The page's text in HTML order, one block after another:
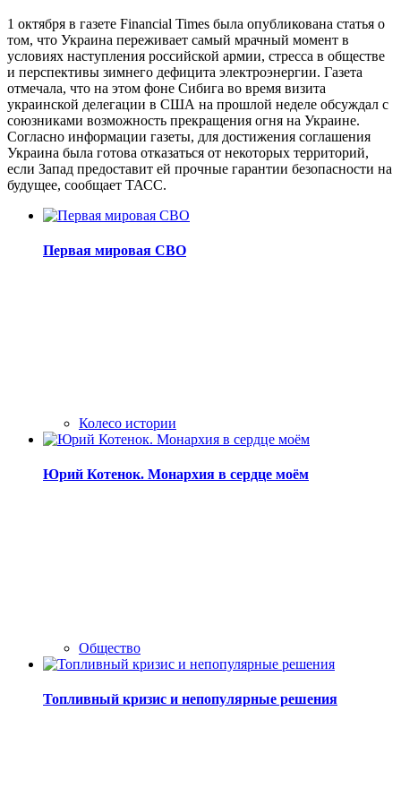
1 октября в газете Financial Times была опубликована статья о
том, что Украина переживает самый мрачный момент в
условиях наступления российской армии, стресса в обществе
и перспективы зимнего дефицита электроэнергии. Газета
отмечала, что на этом фоне Сибига во время визита
украинской делегации в США на прошлой неделе обсуждал с
союзниками возможность прекращения огня на Украине.
Согласно информации газеты, для достижения соглашения
Украина была готова отказаться от некоторых территорий,
если Запад предоставит ей прочные гарантии безопасности на
будущее, сообщает ТАСС.
Первая мировая СВО
Колесо истории
Юрий Котенок. Монархия в сердце моём
Общество
Топливный кризис и непопулярные решения